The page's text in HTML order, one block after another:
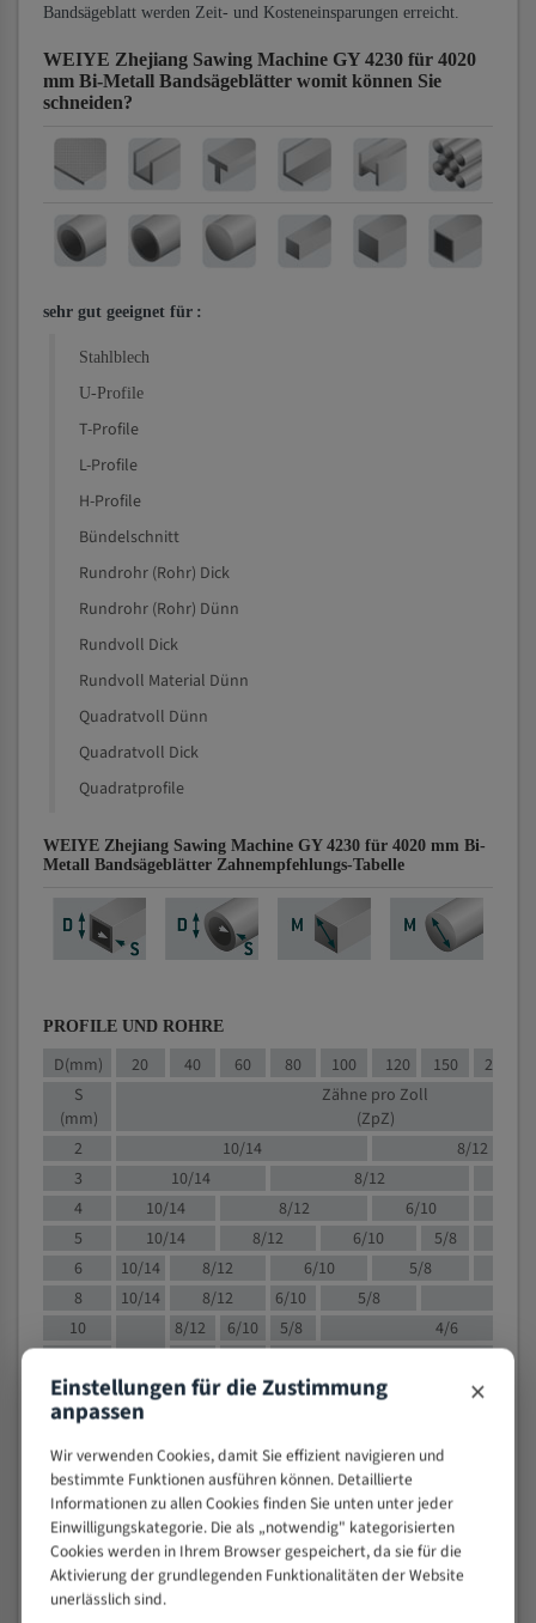
Bandsägeblatt werden Zeit- und Kosteneinsparungen erreicht.
WEIYE Zhejiang Sawing Machine GY 4230 für 4020
mm Bi-Metall Bandsägeblätter womit können Sie
schneiden?
sehr gut geeignet für :
Stahlblech
U-Profile
T-Profile
L-Profile
H-Profile
Bündelschnitt
Rundrohr (Rohr) Dick
Rundrohr (Rohr) Dünn
Rundvoll Dick
Rundvoll Material Dünn
Quadratvoll Dünn
Quadratvoll Dick
Quadratprofile
WEIYE Zhejiang Sawing Machine GY 4230 für 4020 mm Bi-
Metall Bandsägeblätter Zahnempfehlungs-Tabelle
PROFILE UND ROHRE
D(mm) 20 40 60 80 100 120 150 200
S
(mm)
Zähne pro Zoll
(ZpZ)
2
10/14
8/12
3
10/14 8/12
4
10/14 8/12 6/10
5
10/14 8/12 6/10
5/8
6
10/14 8/12 6/10
5/8
8
10/14 8/12 6/10 5/8
10
8/12 6/10 5/8
4/6
15
8/12 6/10
4/5
20
30
4/5
50
80
> 100
VOLLMATERIAL
Einstellungen für die Zustimmung
anpassen ×
Wir verwenden Cookies, damit Sie effizient navigieren und
bestimmte Funktionen ausführen können. Detaillierte
Informationen zu allen Cookies finden Sie unten unter jeder
Einwilligungskategorie. Die als „notwendig" kategorisierten
Cookies werden in Ihrem Browser gespeichert, da sie für die
Aktivierung der grundlegenden Funktionalitäten der Website
unerlässlich sind.